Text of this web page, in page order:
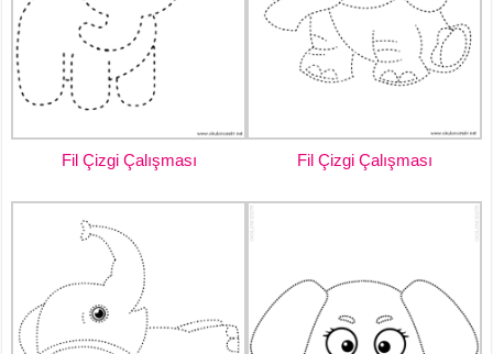
Fil Çizgi Çalışması Fil Çizgi Çalışması